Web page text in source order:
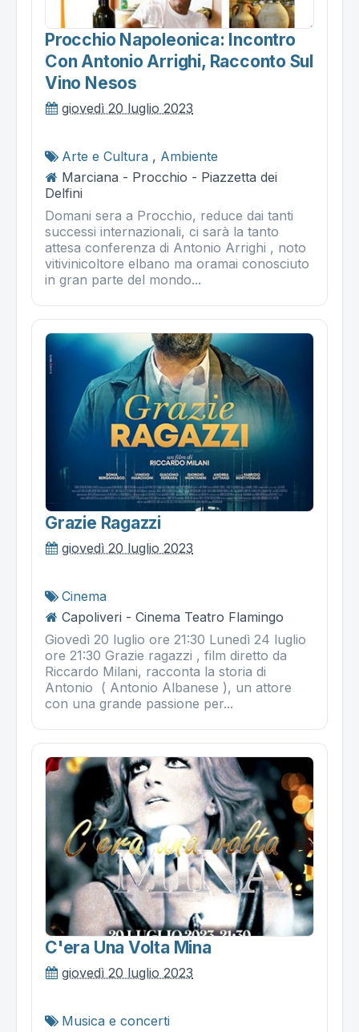
Procchio Napoleonica: Incontro
Con Antonio Arrighi, Racconto Sul
Vino Nesos
giovedì 20 luglio 2023
Arte e Cultura , Ambiente
Marciana - Procchio - Piazzetta dei
Delfini
Domani sera a Procchio, reduce dai tanti
successi internazionali, ci sarà la tanto
attesa conferenza di Antonio Arrighi , noto
vitivinicoltore elbano ma oramai conosciuto
in gran parte del mondo...
Grazie Ragazzi
giovedì 20 luglio 2023
Cinema
Capoliveri - Cinema Teatro Flamingo
Giovedì 20 luglio ore 21:30 Lunedì 24 luglio
ore 21:30 Grazie ragazzi , film diretto da
Riccardo Milani, racconta la storia di
Antonio ( Antonio Albanese ), un attore
con una grande passione per...
C'era Una Volta Mina
giovedì 20 luglio 2023
Musica e concerti